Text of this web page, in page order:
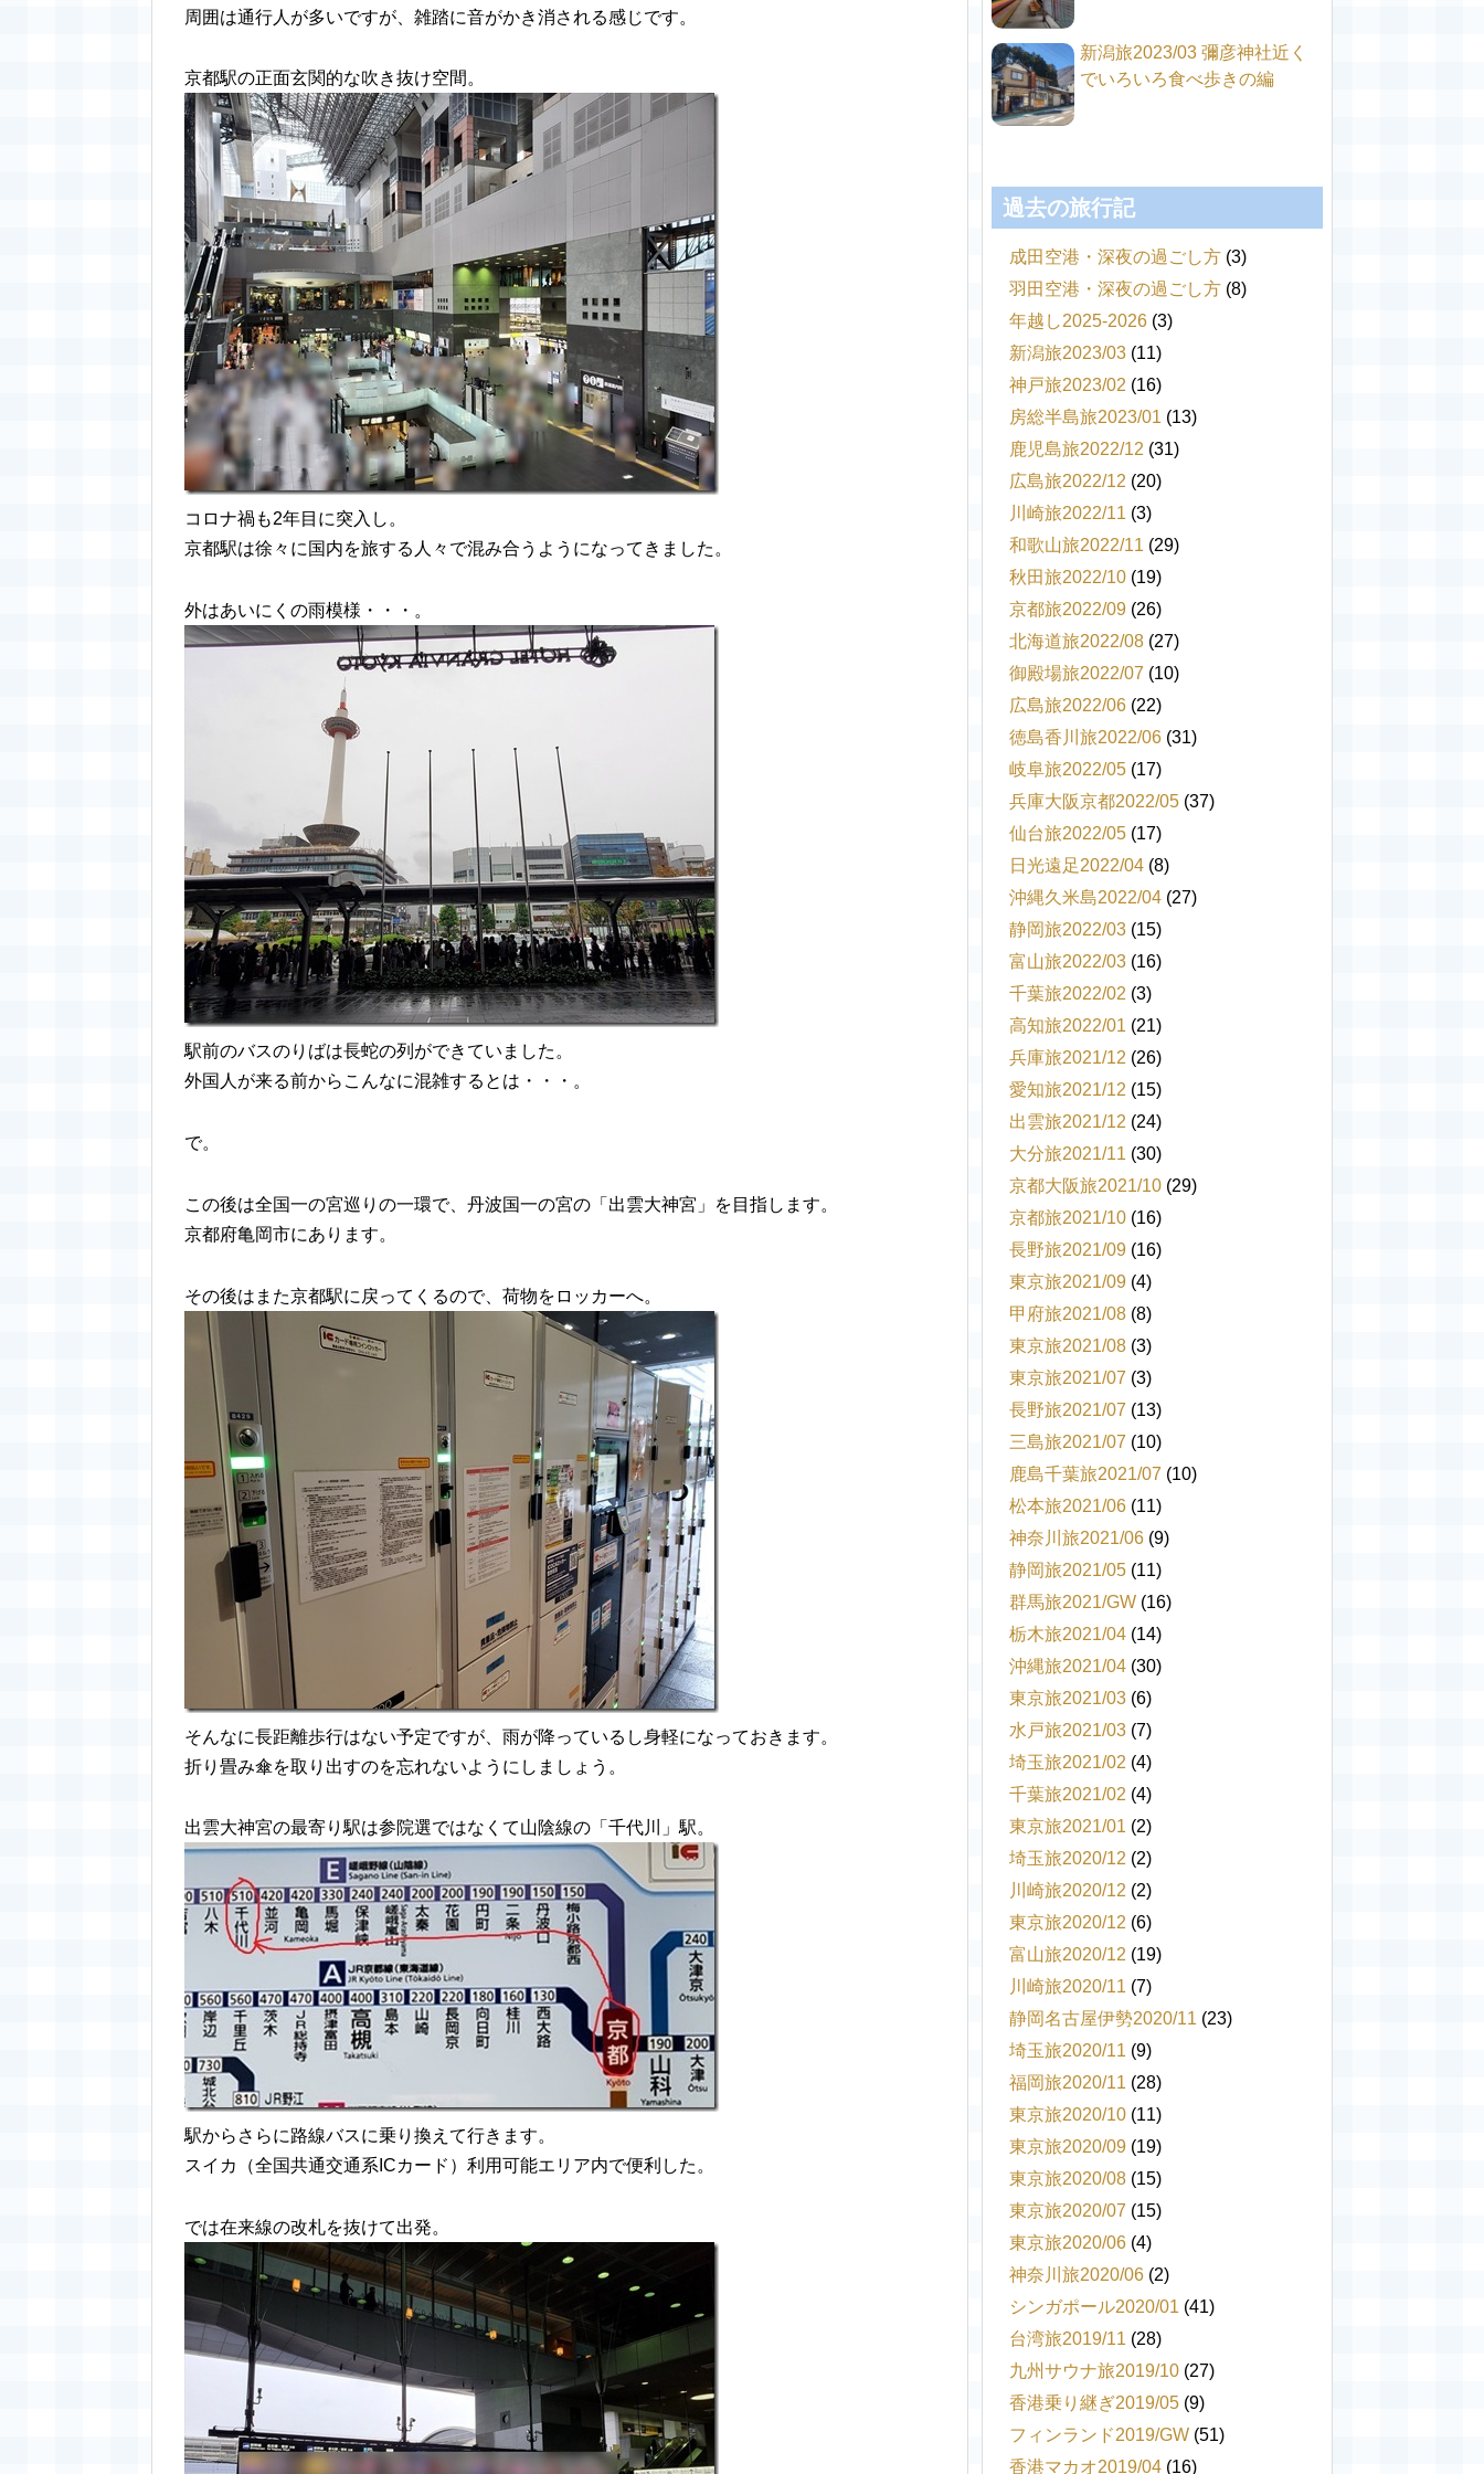
周囲は通行人が多いですが、雑踏に音がかき消される感じです。
京都駅の正面玄関的な吹き抜け空間。
コロナ禍も2年目に突入し。
京都駅は徐々に国内を旅する人々で混み合うようになってきました。
外はあいにくの雨模様・・・。
駅前のバスのりばは長蛇の列ができていました。
外国人が来る前からこんなに混雑するとは・・・。
で。
この後は全国一の宮巡りの一環で、丹波国一の宮の「出雲大神宮」を目指します。
京都府亀岡市にあります。
その後はまた京都駅に戻ってくるので、荷物をロッカーへ。
そんなに長距離歩行はない予定ですが、雨が降っているし身軽になっておきます。
折り畳み傘を取り出すのを忘れないようにしましょう。
出雲大神宮の最寄り駅は参院選ではなくて山陰線の「千代川」駅。
駅からさらに路線バスに乗り換えて行きます。
スイカ（全国共通交通系ICカード）利用可能エリア内で便利した。
では在来線の改札を抜けて出発。
新潟旅2023/03 彌彦神社近く
でいろいろ食べ歩きの編
過去の旅行記
成田空港・深夜の過ごし方 (3)
羽田空港・深夜の過ごし方 (8)
年越し2025-2026 (3)
新潟旅2023/03 (11)
神戸旅2023/02 (16)
房総半島旅2023/01 (13)
鹿児島旅2022/12 (31)
広島旅2022/12 (20)
川崎旅2022/11 (3)
和歌山旅2022/11 (29)
秋田旅2022/10 (19)
京都旅2022/09 (26)
北海道旅2022/08 (27)
御殿場旅2022/07 (10)
広島旅2022/06 (22)
徳島香川旅2022/06 (31)
岐阜旅2022/05 (17)
兵庫大阪京都2022/05 (37)
仙台旅2022/05 (17)
日光遠足2022/04 (8)
沖縄久米島2022/04 (27)
静岡旅2022/03 (15)
富山旅2022/03 (16)
千葉旅2022/02 (3)
高知旅2022/01 (21)
兵庫旅2021/12 (26)
愛知旅2021/12 (15)
出雲旅2021/12 (24)
大分旅2021/11 (30)
京都大阪旅2021/10 (29)
京都旅2021/10 (16)
長野旅2021/09 (16)
東京旅2021/09 (4)
甲府旅2021/08 (8)
東京旅2021/08 (3)
東京旅2021/07 (3)
長野旅2021/07 (13)
三島旅2021/07 (10)
鹿島千葉旅2021/07 (10)
松本旅2021/06 (11)
神奈川旅2021/06 (9)
静岡旅2021/05 (11)
群馬旅2021/GW (16)
栃木旅2021/04 (14)
沖縄旅2021/04 (30)
東京旅2021/03 (6)
水戸旅2021/03 (7)
埼玉旅2021/02 (4)
千葉旅2021/02 (4)
東京旅2021/01 (2)
埼玉旅2020/12 (2)
川崎旅2020/12 (2)
東京旅2020/12 (6)
富山旅2020/12 (19)
川崎旅2020/11 (7)
静岡名古屋伊勢2020/11 (23)
埼玉旅2020/11 (9)
福岡旅2020/11 (28)
東京旅2020/10 (11)
東京旅2020/09 (19)
東京旅2020/08 (15)
東京旅2020/07 (15)
東京旅2020/06 (4)
神奈川旅2020/06 (2)
シンガポール2020/01 (41)
台湾旅2019/11 (28)
九州サウナ旅2019/10 (27)
香港乗り継ぎ2019/05 (9)
フィンランド2019/GW (51)
香港マカオ2019/04 (16)